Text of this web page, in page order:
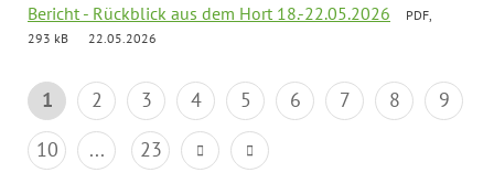
Bericht - Rückblick aus dem Hort 18.-22.05.2026
PDF,
293 kB
22.05.2026
1 2 3 4 5 6 7 8
9
10
... 23